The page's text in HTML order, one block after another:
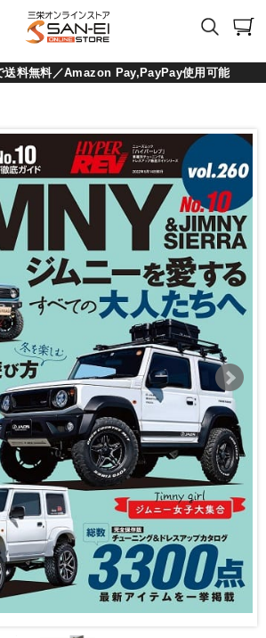
送料無料／Amazon Pay,PayPay使用可能